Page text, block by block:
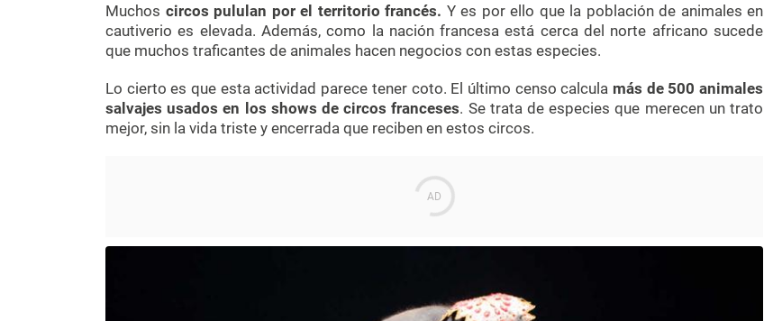
Muchos circos pululan por el territorio francés. Y es por ello que la población de animales en
cautiverio es elevada. Además, como la nación francesa está cerca del norte africano sucede
que muchos traficantes de animales hacen negocios con estas especies.
Lo cierto es que esta actividad parece tener coto. El último censo calcula más de 500 animales
salvajes usados en los shows de circos franceses. Se trata de especies que merecen un trato
mejor, sin la vida triste y encerrada que reciben en estos circos.